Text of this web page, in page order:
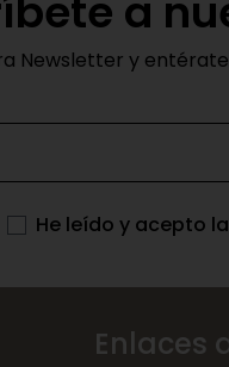
a
Newsletter y
He leído y acepto la
Enlaces